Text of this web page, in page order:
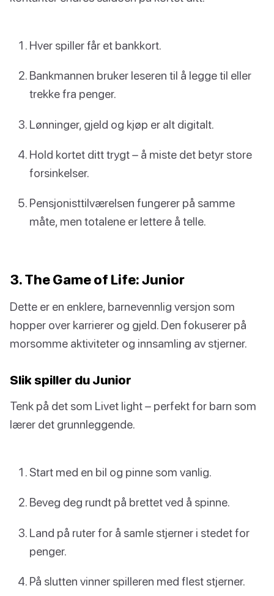
Hver spiller får et bankkort.
Bankmannen bruker leseren til å legge til eller
trekke fra penger.
Lønninger, gjeld og kjøp er alt digitalt.
Hold kortet ditt trygt – å miste det betyr store
forsinkelser.
Pensjonisttilværelsen fungerer på samme
måte, men totalene er lettere å telle.
3. The Game of Life: Junior
Dette er en enklere, barnevennlig versjon som
hopper over karrierer og gjeld. Den fokuserer på
morsomme aktiviteter og innsamling av stjerner.
Slik spiller du Junior
Tenk på det som Livet light – perfekt for barn som
lærer det grunnleggende.
Start med en bil og pinne som vanlig.
Beveg deg rundt på brettet ved å spinne.
Land på ruter for å samle stjerner i stedet for
penger.
På slutten vinner spilleren med flest stjerner.